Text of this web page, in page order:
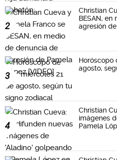
2
Christian
BESAN,
agresión
3
Horóscopo
agosto,
4
Christian
imágenes
Pamela